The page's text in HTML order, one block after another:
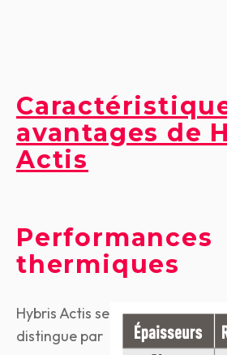
avantages de
Actis
Performances
thermiques
Hybris Actis se
distingue par